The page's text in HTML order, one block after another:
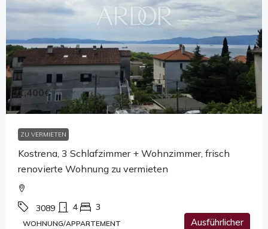
1,400€
ZU VERMIETEN
Kostrena, 3 Schlafzimmer + Wohnzimmer, frisch
renovierte Wohnung zu vermieten
3089 4 3
WOHNUNG/APPARTEMENT Ausführlicher